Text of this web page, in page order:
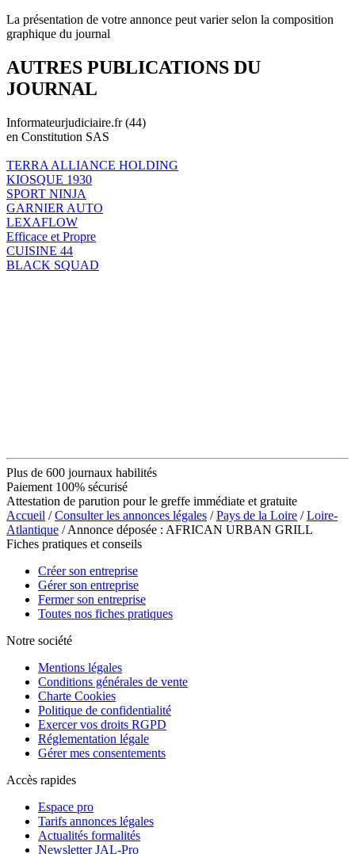
La présentation de votre annonce peut varier selon la composition
graphique du journal
AUTRES PUBLICATIONS DU
JOURNAL
Informateurjudiciaire.fr (44)
en Constitution SAS
TERRA ALLIANCE HOLDING
KIOSQUE 1930
SPORT NINJA
GARNIER AUTO
LEXAFLOW
Efficace et Propre
CUISINE 44
BLACK SQUAD
Plus de 600 journaux habilités
Paiement 100% sécurisé
Attestation de parution pour le greffe immédiate et gratuite
Accueil /Consulter les annonces légales /Pays de la Loire /Loire-
Atlantique / Annonce déposée : AFRICAN URBAN GRILL
Fiches pratiques et conseils
Créer son entreprise
Gérer son entreprise
Fermer son entreprise
Toutes nos fiches pratiques
Notre société
Mentions légales
Conditions générales de vente
Charte Cookies
Politique de confidentialité
Exercer vos droits RGPD
Réglementation légale
Gérer mes consentements
Accès rapides
Espace pro
Tarifs annonces légales
Actualités formalités
Newsletter JAL-Pro